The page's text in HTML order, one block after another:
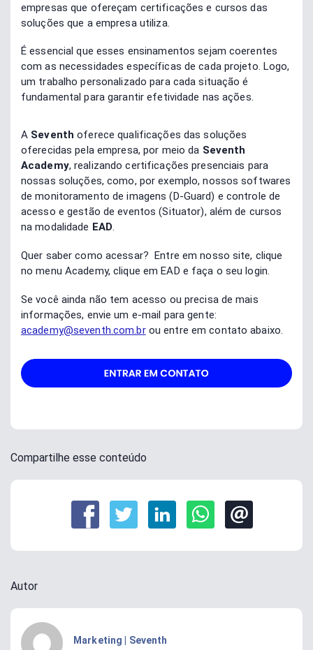
empresas que ofereçam certificações e cursos das
soluções que a empresa utiliza.
É essencial que esses ensinamentos sejam coerentes
com as necessidades específicas de cada projeto. Logo,
um trabalho personalizado para cada situação é
fundamental para garantir efetividade nas ações.
A Seventh oferece qualificações das soluções
oferecidas pela empresa, por meio da Seventh
Academy, realizando certificações presenciais para
nossas soluções, como, por exemplo, nossos softwares
de monitoramento de imagens (D-Guard) e controle de
acesso e gestão de eventos (Situator), além de cursos
na modalidade EAD.
Quer saber como acessar? Entre em nosso site, clique
no menu Academy, clique em EAD e faça o seu login.
Se você ainda não tem acesso ou precisa de mais
informações, envie um e-mail para gente:
academy@seventh.com.brou entre em contato abaixo.
Compartilhe esse conteúdo
Autor
Marketing | Seventh